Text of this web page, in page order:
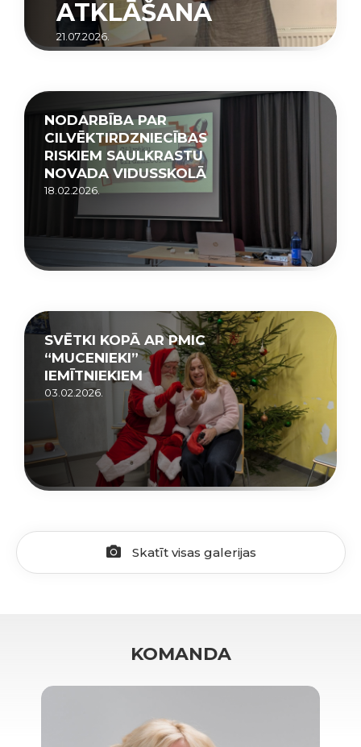
ATKLĀŠANA
21.07.2026.
NODARBĪBA PAR
CILVĒKTIRDZNIECĪBAS
RISKIEM SAULKRASTU
NOVADA VIDUSSKOLĀ
18.02.2026.
SVĒTKI KOPĀ AR PMIC
“MUCENIEKI”
IEMĪTNIEKIEM
03.02.2026.
Skatīt visas galerijas
KOMANDA